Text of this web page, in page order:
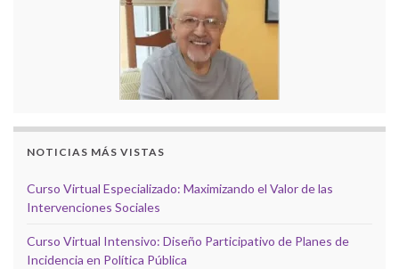
NOTICIAS MÁS VISTAS
Curso Virtual Especializado: Maximizando el Valor de las
Intervenciones Sociales
Curso Virtual Intensivo: Diseño Participativo de Planes de
Incidencia en Política Pública